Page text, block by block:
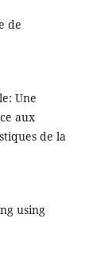
de
Une
aux
de la
using